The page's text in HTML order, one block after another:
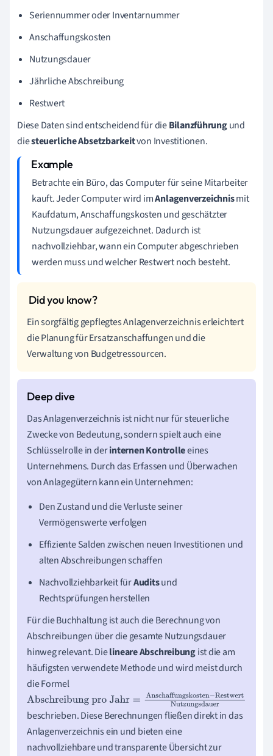
Seriennummer oder Inventarnummer
Anschaffungskosten
Nutzungsdauer
Jährliche Abschreibung
Restwert
Diese Daten sind entscheidend für dieBilanzführungund
diesteuerliche Absetzbarkeitvon Investitionen.
Betrachte ein Büro, das Computer für seine Mitarbeiter
kauft. Jeder Computer wird imAnlagenverzeichnismit
Kaufdatum, Anschaffungskosten und geschätzter
Nutzungsdauer aufgezeichnet. Dadurch ist
nachvollziehbar, wann ein Computer abgeschrieben
werden muss und welcher Restwert noch besteht.
Ein sorgfältig gepflegtes Anlagenverzeichnis erleichtert
die Planung für Ersatzanschaffungen und die
Verwaltung von Budgetressourcen.
Das Anlagenverzeichnis ist nicht nur für steuerliche
Zwecke von Bedeutung, sondern spielt auch eine
Schlüsselrolle in derinternen Kontrolleeines
Unternehmens. Durch das Erfassen und Überwachen
von Anlagegütern kann ein Unternehmen:
Den Zustand und die Verluste seiner
Vermögenswerte verfolgen
Effiziente Salden zwischen neuen Investitionen und
alten Abschreibungen schaffen
Nachvollziehbarkeit fürAuditsund
Rechtsprüfungen herstellen
Für die Buchhaltung ist auch die Berechnung von
Abschreibungen über die gesamte Nutzungsdauer
hinweg relevant. Dielineare Abschreibungist die am
häufigsten verwendete Methode und wird meist durch
die Formel
Abschreibung pro
Jahr=Anschaffungskosten−RestwertNutzungsdauer
beschrieben. Diese Berechnungen fließen direkt in das
Anlagenverzeichnis ein und bieten eine
nachvollziehbare und transparente Übersicht zur